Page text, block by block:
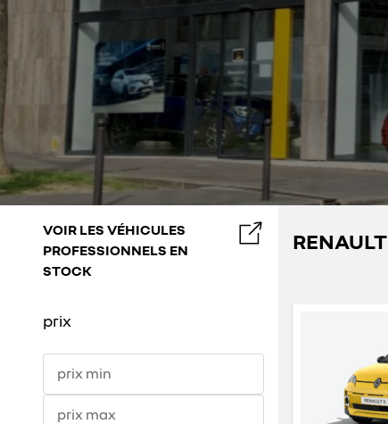
VOIR LES VÉHICULES
PROFESSIONNELS EN
STOCK
prix
prix min
prix max